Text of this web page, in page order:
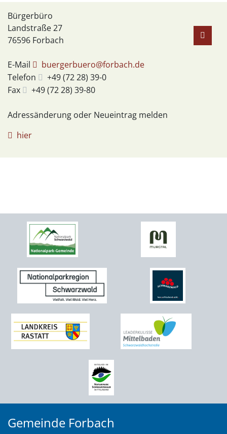
Bürgerbüro
Landstraße 27
76596 Forbach
E-Mail
buergerbuero@forbach.de
Telefon
+49 (7228) 39-0
Fax
+49 (7228) 39-80
Adressänderung oder Neueintrag melden
hier
Gemeinde Forbach